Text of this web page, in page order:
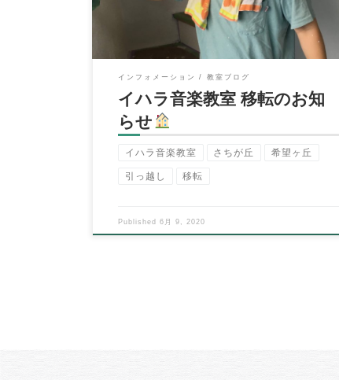
インフォメーション 教室ブログ
イハラ音楽教室 移転のお知
らせ
イハラ音楽教室 さちが丘 希望ヶ丘
引っ越し 移転
Published6月 9, 2020